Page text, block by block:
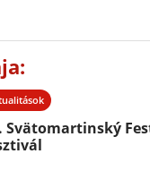
Svätomartinský